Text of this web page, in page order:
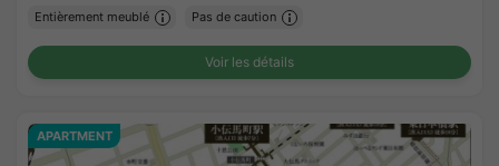
Entièrement meublé Pas de caution
Voir les détails
APARTMENT